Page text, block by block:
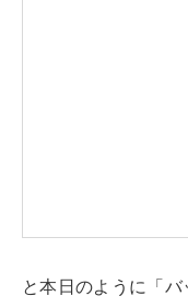
と本日のように「